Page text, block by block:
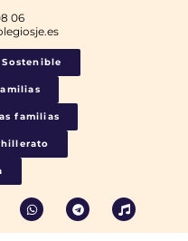
06
familias